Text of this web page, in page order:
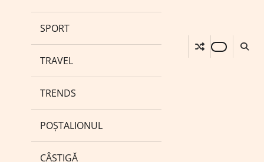
SPORT
TRAVEL
TRENDS
POȘTALIONUL
CÂȘTIGĂ